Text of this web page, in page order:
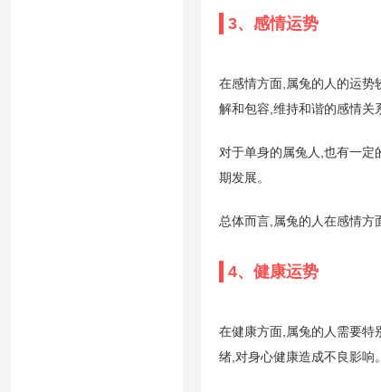
3、感情运势
在感情方面,属兔的人的运势
解和包容,维持和谐的感情关
对于单身的属兔人,也有一
期发展。
总体而言,属兔的人在感情方
4、健康运势
在健康方面,属兔的人需要特
绪,对身心健康造成不良影响。